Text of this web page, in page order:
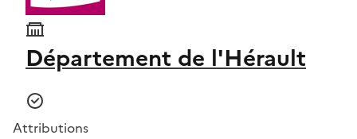
Département de l'Hérault
Attributions